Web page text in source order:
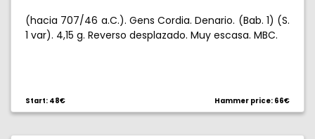
(hacia 707/46 a.C.). Gens Cordia. Denario. (Bab. 1) (S.
1 var). 4,15 g. Reverso desplazado. Muy escasa. MBC.
Start: 48€ Hammer price: 66€